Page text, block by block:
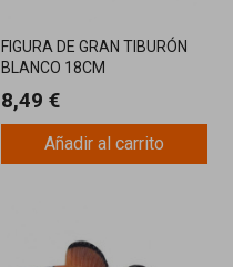
FIGURA DE GRAN TIBURÓN
BLANCO 18CM
8,49 €
Añadir al carrito